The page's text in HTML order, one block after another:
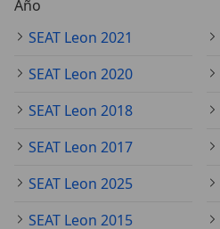
Año
SEAT Leon 2021
SEAT Leon 2020
SEAT Leon 2018
SEAT Leon 2017
SEAT Leon 2025
SEAT Leon 2015